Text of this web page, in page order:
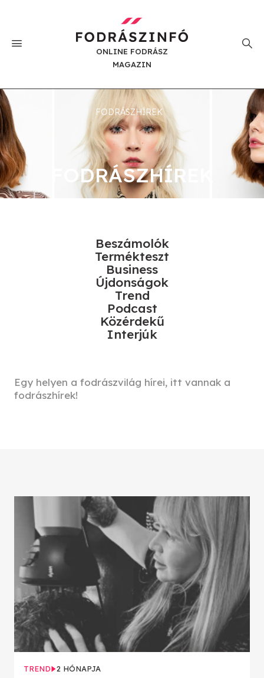
ONLINE FODRÁSZ
MAGAZIN
FODRÁSZHÍREK
FODRÁSZHÍREK
Beszámolók
Termékteszt
Business
Újdonságok
Trend
Podcast
Közérdekű
Interjúk
Egy helyen a fodrászvilág hírei, itt vannak a
fodrászhírek!
TREND 2 HÓNAPJA